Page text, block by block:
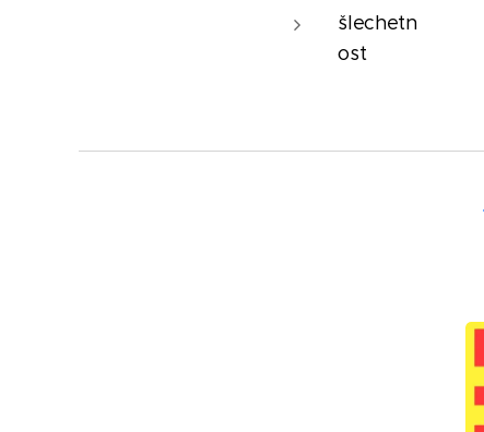
šlechetn
ost